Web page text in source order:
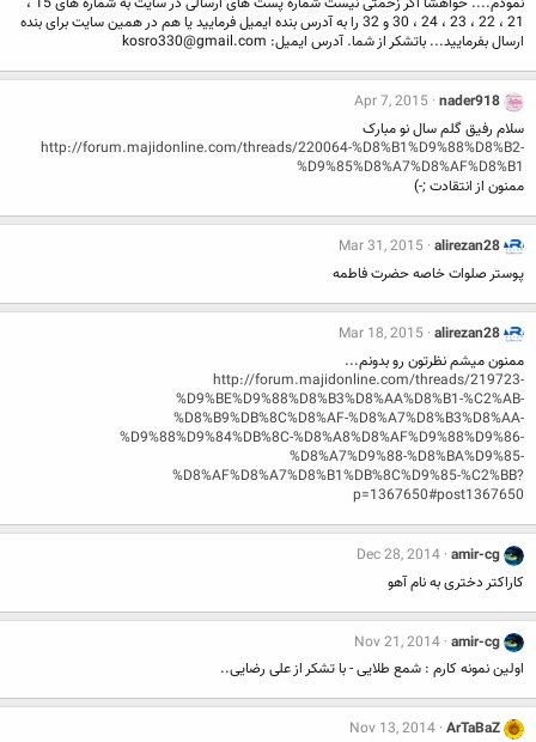
21 ، 22 ، 23 ، 24 ، 30 و 32 را به آدرس بنده ایمیل فرمایید یا هم در همین سایت برای بنده
ارسال بفرمایید... باتشکر از شما. آدرس ایمیل: kosro330@gmail.com
nader918
Apr 7, 2015
سلام رفیق گلم سال نو مبارک
http://forum.majidonline.com/threads/220064-%D8%B1%D9%88%D8%B2-
%D9%85%D8%A7%D8%AF%D8%B1
ممنون از انتقادت ;-)
alirezan28
Mar 31, 2015
پوستر صلوات خاصه حضرت فاطمه
alirezan28
Mar 18, 2015
ممنون میشم نظرتون رو بدونم...
http://forum.majidonline.com/threads/219723-
%D9%BE%D9%88%D8%B3%D8%AA%D8%B1-%C2%AB-
%D8%B9%DB%8C%D8%AF-%D8%A7%D8%B3%D8%AA-
%D9%88%D9%84%DB%8C-%D8%A8%D8%AF%D9%88%D9%86-
%D8%A7%D9%88-%D8%BA%D9%85-
%D8%AF%D8%A7%D8%B1%DB%8C%D9%85-%C2%BB?
p=1367650#post1367650
amir-cg
Dec 28, 2014
کاراکتر دختری به نام آهو
amir-cg
Nov 21, 2014
اولین نمونه کارم : شمع طلایی - با تشکر از علی رضایی..
ArTaBaZ
Nov 13, 2014